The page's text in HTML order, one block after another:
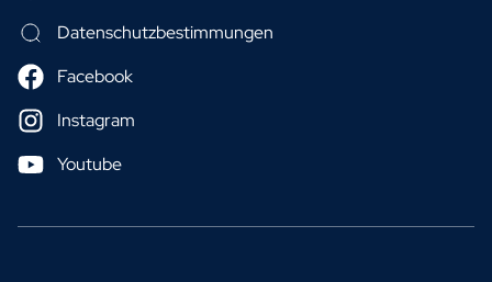
Datenschutzbestimmungen
Facebook
Instagram
Youtube